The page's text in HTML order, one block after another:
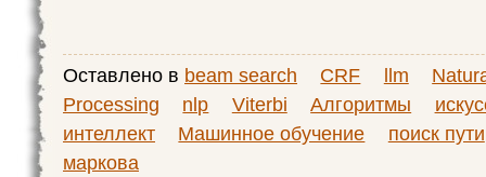
Оставлено в beam search CRF llm
Processing
nlp Viterbi Алгоритмы
интеллект
Машинное обучение
поиск пути
маркова